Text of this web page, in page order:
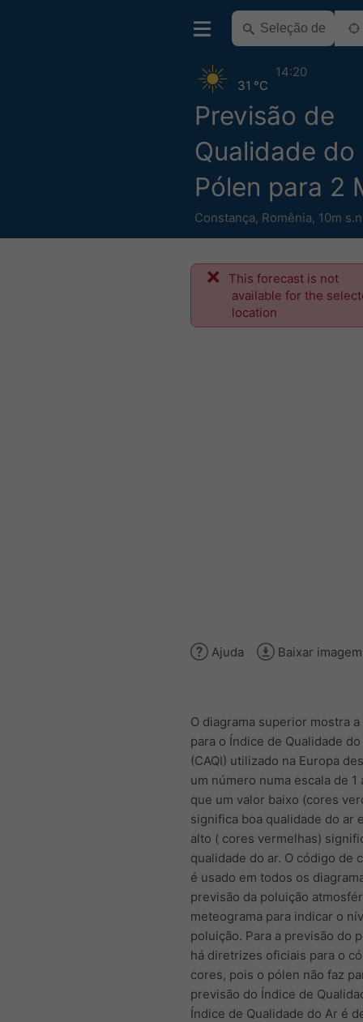
Previsão de
Qualidade do
Pólen para 2
Constança, Romênia, 10m
31 °C
14:20
This forecast is not
available for the
location
Ajuda Baixar imagem
O diagrama superior mostra
para o Índice de Qualidade
(CAQI) utilizado na Europa
um número numa escala de 1
que um valor baixo (cores
significa boa qualidade do ar
alto ( cores vermelhas)
qualidade do ar. O código de
é usado em todos os
previsão da poluição
meteograma para indicar o
poluição. Para a previsão do
há diretrizes oficiais para o
cores, pois o pólen não faz
previsão do Índice de
Índice de Qualidade do Ar é